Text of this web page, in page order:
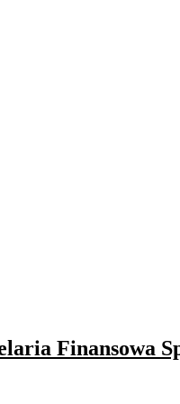
Finansowa